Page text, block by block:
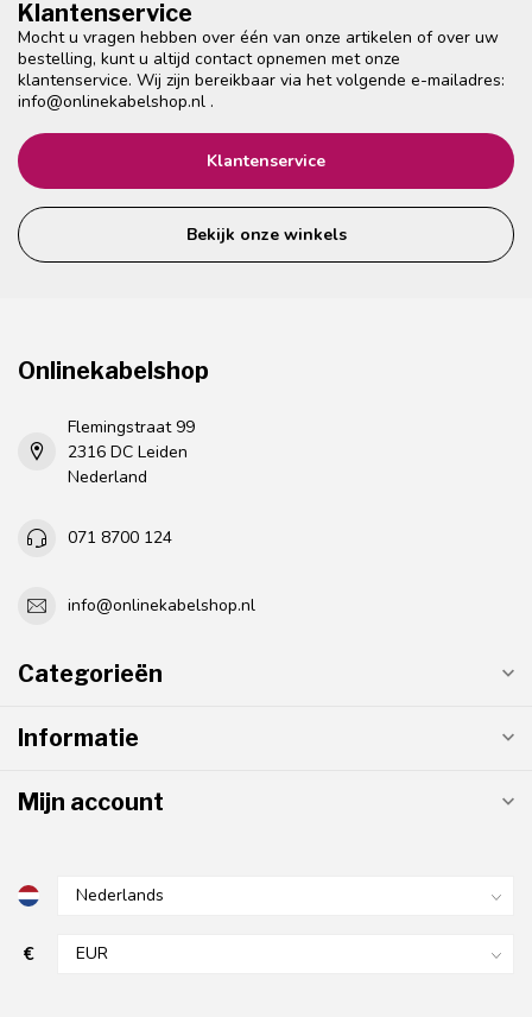
Klantenservice
Mocht u vragen hebben over één van onze artikelen of over uw
bestelling, kunt u altijd contact opnemen met onze
klantenservice. Wij zijn bereikbaar via het volgende e-mailadres:
info@onlinekabelshop.nl .
Klantenservice
Bekijk onze winkels
Onlinekabelshop
Flemingstraat 99
2316 DC Leiden
Nederland
071 8700 124
info@onlinekabelshop.nl
Categorieën
Informatie
Mijn account
€